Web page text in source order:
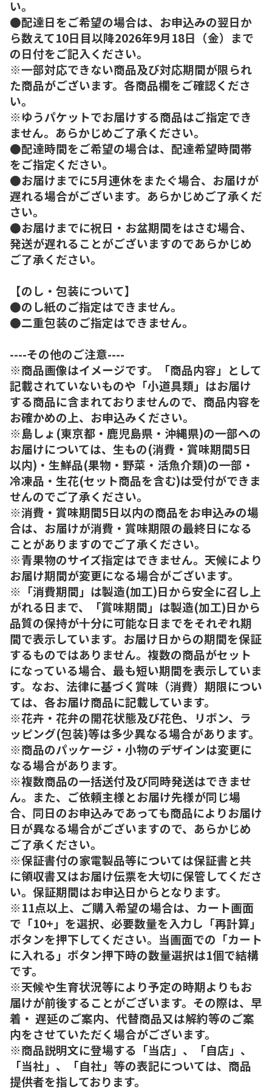
い。
●配達日をご希望の場合は、お申込みの翌日か
ら数えて10日目以降2026年9月18日（金）まで
の日付をご記入ください。
※一部対応できない商品及び対応期間が限られ
た商品がございます。各商品欄をご確認くださ
い。
※ゆうパケットでお届けする商品はご指定でき
ません。あらかじめご了承ください。
●配達時間をご希望の場合は、配達希望時間帯
をご指定ください。
●お届けまでに5月連休をまたぐ場合、お届けが
遅れる場合がございます。あらかじめご了承くだ
さい。
●お届けまでに祝日・お盆期間をはさむ場合、
発送が遅れることがございますのであらかじめ
ご了承ください。
【のし・包装について】
●のし紙のご指定はできません。
●二重包装のご指定はできません。
----その他のご注意----
※商品画像はイメージです。「商品内容」として
記載されていないものや「小道具類」はお届け
する商品に含まれておりませんので、商品内容を
お確かめの上、お申込みください。
※島しょ(東京都・鹿児島県・沖縄県)の一部への
お届けについては、生もの(消費・賞味期間5日
以内)・生鮮品(果物・野菜・活魚介類)の一部・
冷凍品・生花(セット商品を含む)は受付ができま
せんのでご了承ください。
※消費・賞味期間5日以内の商品をお申込みの場
合は、お届けが消費・賞味期限の最終日になる
ことがありますのでご了承ください。
※青果物のサイズ指定はできません。天候により
お届け期間が変更になる場合がございます。
※「消費期間」は製造(加工)日から安全に召し上
がれる日まで、「賞味期間」は製造(加工)日から
品質の保持が十分に可能な日までをそれぞれ期
間で表示しています。お届け日からの期間を保証
するものではありません。複数の商品がセット
になっている場合、最も短い期間を表示していま
す。なお、法律に基づく賞味（消費）期限につい
ては、各お届け商品に記載しています。
※花卉・花弁の開花状態及び花色、リボン、ラ
ッピング(包装)等は多少異なる場合があります。
※商品のパッケージ・小物のデザインは変更に
なる場合があります。
※複数商品の一括送付及び同時発送はできませ
ん。また、ご依頼主様とお届け先様が同じ場
合、同日のお申込みであっても商品によりお届け
日が異なる場合がございますので、あらかじめ
ご了承ください。
※保証書付の家電製品等については保証書と共
に領収書又はお届け伝票を大切に保管してくださ
い。保証期間はお申込日からとなります。
※11点以上、ご購入希望の場合は、カート画面
で「10+」を選択、必要数量を入力し「再計算」
ボタンを押下してください。当画面での「カート
に入れる」ボタン押下時の数量選択は1個で結構
です。
※天候や生育状況等により予定の時期よりもお
届けが前後することがございます。その際は、早
着・ 遅延のご案内、代替商品又は解約等のご案
内をさせていただく場合がございます。
※商品説明文に登場する「当店」、「自店」、
「当社」、「自社」等の表記については、商品
提供者を指しております。